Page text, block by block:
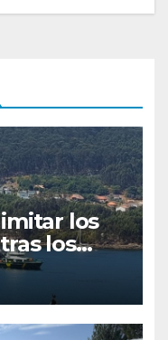
los
los